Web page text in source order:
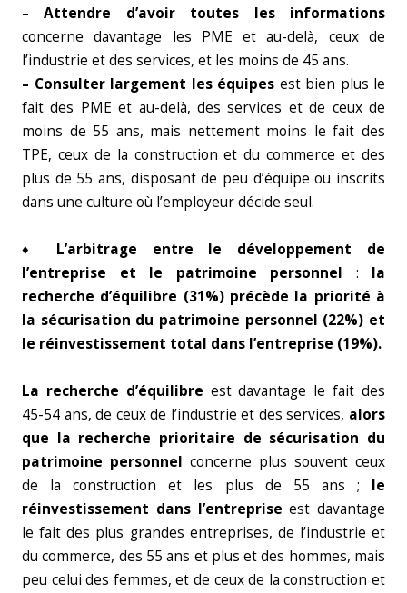
– Attendre d’avoir toutes les informations
concerne davantage les PME et au-delà, ceux de
l’industrie et des services, et les moins de 45 ans.
– Consulter largement les équipes est bien plus le
fait des PME et au-delà, des services et de ceux de
moins de 55 ans, mais nettement moins le fait des
TPE, ceux de la construction et du commerce et des
plus de 55 ans, disposant de peu d’équipe ou inscrits
dans une culture où l’employeur décide seul.
♦ L’arbitrage entre le développement de
l’entreprise et le patrimoine personnel : la
recherche d’équilibre (31%) précède la priorité à
la sécurisation du patrimoine personnel (22%) et
le réinvestissement total dans l’entreprise (19%).
La recherche d’équilibre est davantage le fait des
45-54 ans, de ceux de l’industrie et des services, alors
que la recherche prioritaire de sécurisation du
patrimoine personnel concerne plus souvent ceux
de la construction et les plus de 55 ans ; le
réinvestissement dans l’entrepriseest davantage
le fait des plus grandes entreprises, de l’industrie et
du commerce, des 55 ans et plus et des hommes, mais
peu celui des femmes, et de ceux de la construction et